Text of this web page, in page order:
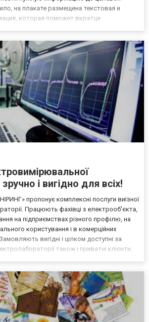
на плакате размещена текстовая и
которая поможет вкратце
і вигідно для всіх!
пропонує комплексні послуги виїзної
Працюють фахівці з електрооб'єкта,
на підприємствах різного профілю, на
користування і в комерційних
вигідні і цілком доступні за
також і приватні клієнти,